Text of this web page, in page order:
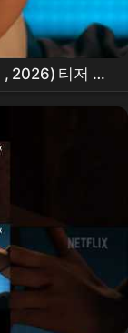
, 2026) 티저 예